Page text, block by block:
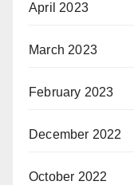
April 2023
March 2023
February 2023
December 2022
October 2022